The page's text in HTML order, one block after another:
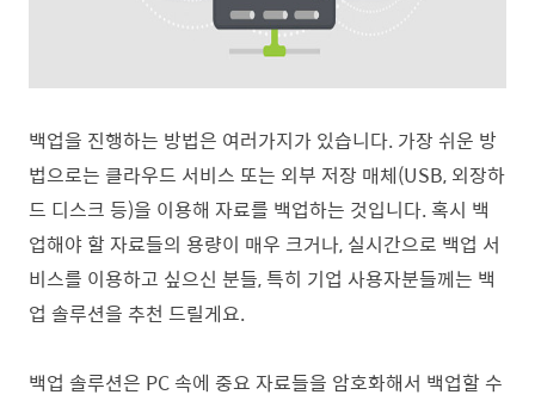
백업을 진행하는 방법은 여러가지가 있습니다. 가장 쉬운 방
법으로는 클라우드 서비스 또는 외부 저장 매체(USB, 외장하
드 디스크 등)을 이용해 자료를 백업하는 것입니다. 혹시 백
업해야 할 자료들의 용량이 매우 크거나, 실시간으로 백업 서
비스를 이용하고 싶으신 분들, 특히 기업 사용자분들께는 백
업 솔루션을 추천 드릴게요.
백업 솔루션은 PC 속에 중요 자료들을 암호화해서 백업할 수